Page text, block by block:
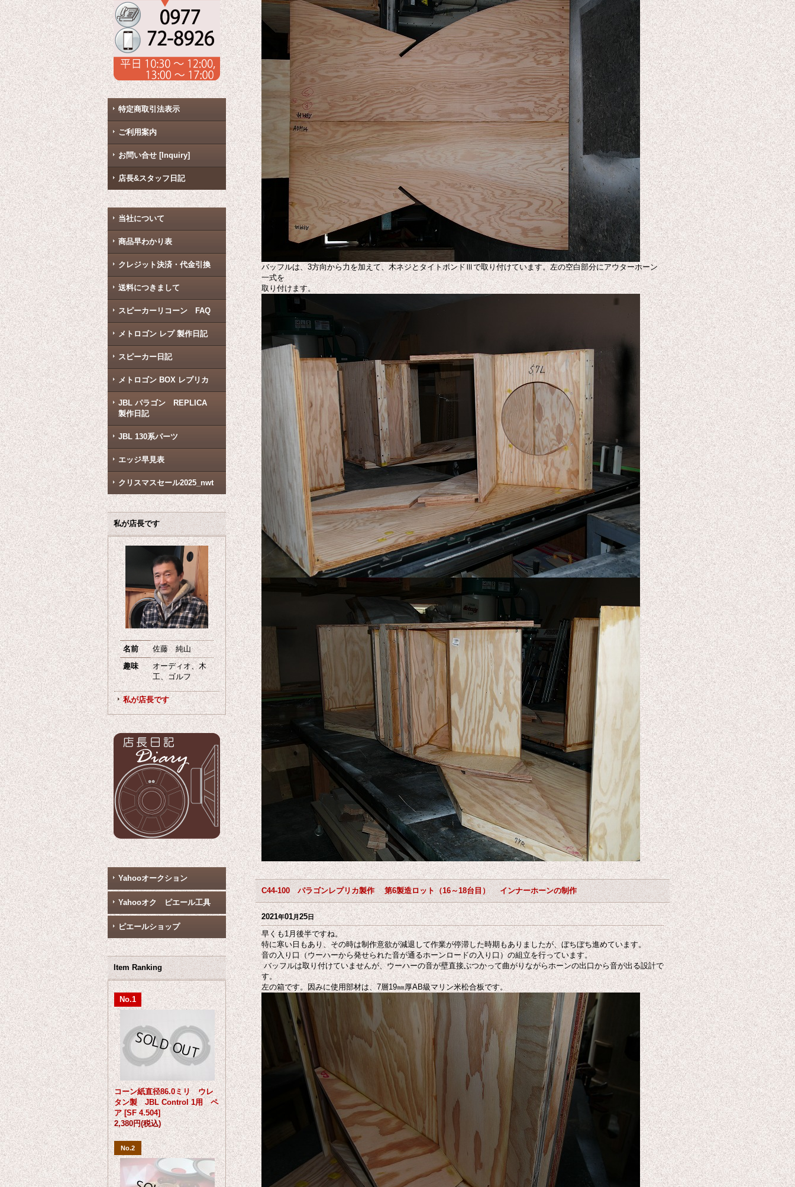
特定商取引法表示
ご利用案内
お問い合せ [Inquiry]
店長&スタッフ日記
当社について
商品早わかり表
クレジット決済・代金引換
送料につきまして
スピーカーリコーン FAQ
メトロゴン レプ 製作日記
スピーカー日記
メトロゴン BOX レプリカ
JBL パラゴン REPLICA
製作日記
JBL 130系パーツ
エッジ早見表
クリスマスセール2025_nwt
私が店長です
名前
佐藤 純山
趣味
オーディオ、木
工、ゴルフ
私が店長です
Yahooオークション
Yahooオク ピエール工具
ピエールショップ
Item Ranking
No.1
コーン紙直径86.0ミリ ウレ
タン製 JBL Control 1用 ペ
ア [SF 4.504]
2,380円(税込)
No.2
バッフルは、3方向から力を加えて、木ネジとタイトボンドⅢで取り付けています。左の空白部分にアウターホーン
一式を
取り付けます。
C44-100 パラゴンレプリカ製作 第6製造ロット（16～18台目） インナーホーンの制作
2021年01月25日
早くも1月後半ですね。
特に寒い日もあり、その時は制作意欲が減退して作業が停滞した時期もありましたが、ぼちぼち進めています。
音の入り口（ウーハーから発せられた音が通るホーンロードの入り口）の組立を行っています。
バッフルは取り付けていませんが、ウーハーの音が壁直接ぶつかって曲がりながらホーンの出口から音が出る設計で
す。
左の箱です。因みに使用部材は、7層19㎜厚AB級マリン米松合板です。